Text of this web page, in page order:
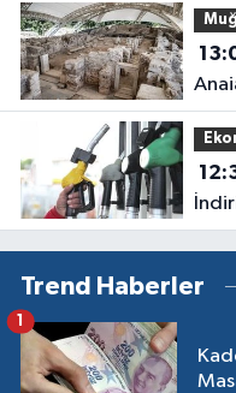
Trend Haberler
1